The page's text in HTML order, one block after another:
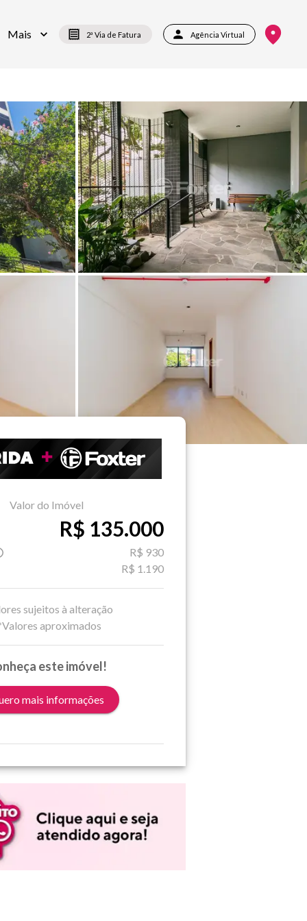
Mais 2ª Via de Fatura Agência Virtual
Valor do Imóvel
R$ 135.000
R$ 930
R$ 1.190
sujeitos à alteração
aproximados
este imóvel!
mais informações